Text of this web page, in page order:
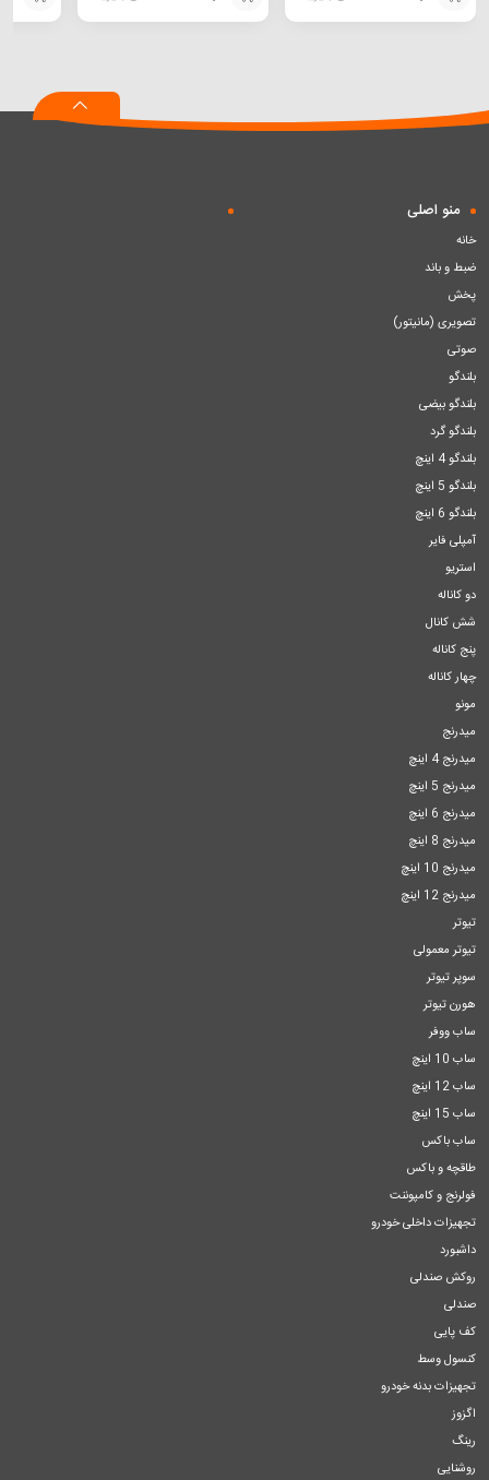
افزودن
افزودن
افزودن
سبد
منو اصلی
خانه
ضبط و باند
پخش
تصویری (مانیتور)
صوتی
بلندگو
بلندگو بیضی
بلندگو گرد
بلندگو 4 اینچ
بلندگو 5 اینچ
بلندگو 6 اینچ
آمپلی فایر
استریو
دو کاناله
شش کانال
پنج کاناله
چهار کاناله
مونو
میدرنج
میدرنج 4 اینچ
میدرنج 5 اینچ
میدرنج 6 اینچ
میدرنج 8 اینچ
میدرنج 10 اینچ
میدرنج 12 اینچ
تیوتر
تیوتر معمولی
سوپر تیوتر
هورن تیوتر
ساب ووفر
ساب 10 اینچ
ساب 12 اینچ
ساب 15 اینچ
ساب باکس
طاقچه و باکس
فولرنج و کامپوننت
تجهیزات داخلی خودرو
داشبورد
روکش صندلی
صندلی
کف پایی
کنسول وسط
تجهیزات بدنه خودرو
اگزوز
رینگ
روشنایی